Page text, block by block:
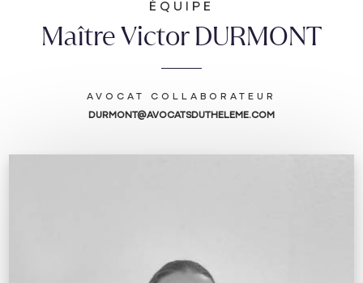
ÉQUIPE
Maître Victor DURMONT
AVOCAT COLLABORATEUR
DURMONT@AVOCATSDUTHELEME.COM